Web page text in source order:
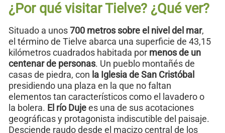
¿Por qué visitar Tielve? ¿Qué ver?
Situado a unos700 metros sobre el nivel del mar,
el término de Tielve abarca una superficie de 43,15
kilómetros cuadrados habitada por menos de un
centenar de personas. Un pueblo montañés de
casas de piedra, con la Iglesia de San Cristóbal
presidiendo una plaza en la que no faltan
elementos tan característicos como el lavadero o
la bolera. El río Dujees una de sus acotaciones
geográficas y protagonista indiscutible del paisaje.
Desciende raudo desde el macizo central de los